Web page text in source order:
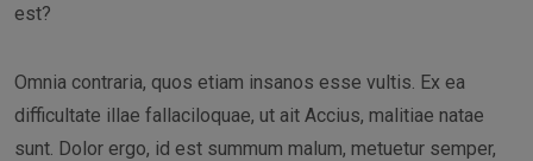
est?
Omnia contraria, quos etiam insanos esse vultis. Ex ea
difficultate illae fallaciloquae, ut ait Accius, malitiae natae
sunt. Dolor ergo, id est summum malum, metuetur semper,